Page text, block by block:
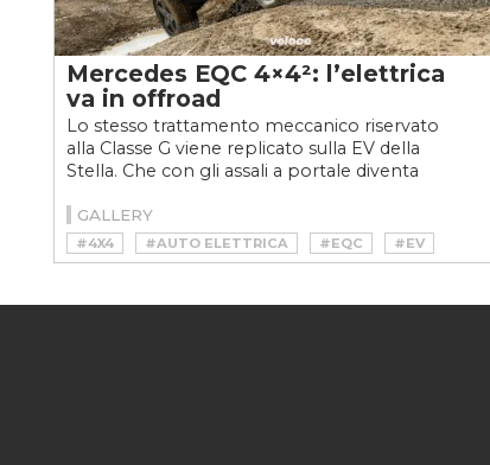
Mercedes EQC 4×4²: l’elettrica
va in offroad
Lo stesso trattamento meccanico riservato
alla Classe G viene replicato sulla EV della
Stella. Che con gli assali a portale diventa
GALLERY
#4X4 #AUTO ELETTRICA #EQC
#EV
#FUORISTRADA
#MERCEDES EQC